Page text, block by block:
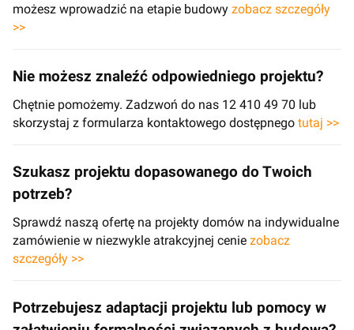
możesz wprowadzić na etapie budowy zobacz szczegóły
>>
Nie możesz znaleźć odpowiedniego projektu?
Chętnie pomożemy. Zadzwoń do nas 12 410 49 70 lub
skorzystaj z formularza kontaktowego dostępnego tutaj >>
Szukasz projektu dopasowanego do Twoich
potrzeb?
Sprawdź naszą ofertę na projekty domów na indywidualne
zamówienie w niezwykle atrakcyjnej cenie zobacz
szczegóły >>
Potrzebujesz adaptacji projektu lub pomocy w